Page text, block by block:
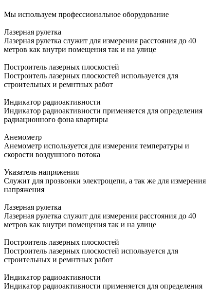
Мы используем профессиональное оборудование
Лазерная рулетка
Лазерная рулетка служит для измерения расстояния до 40
метров как внутри помещения так и на улице
Построитель лазерных плоскостей
Построитель лазерных плоскостей используется для
строительных и ремнтных работ
Индикатор радиоактивности
Индикатор радиоактивности применяется для определения
радиационного фона квартиры
Анемометр
Анемометр используется для измерения температуры и
скорости воздушного потока
Указатель напряжения
Служит для прозвонки электроцепи, а так же для измерения
напряжения
Лазерная рулетка
Лазерная рулетка служит для измерения расстояния до 40
метров как внутри помещения так и на улице
Построитель лазерных плоскостей
Построитель лазерных плоскостей используется для
строительных и ремнтных работ
Индикатор радиоактивности
Индикатор радиоактивности применяется для определения